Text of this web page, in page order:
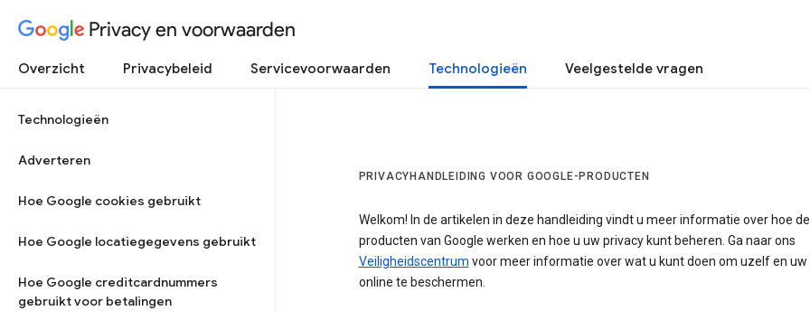
Privacy en voorwaarden
Overzicht Privacybeleid Servicevoorwaarden Technologieën Veelgestelde vragen
Technologieën
Adverteren
Hoe Google cookies gebruikt
Hoe Google locatiegegevens gebruikt
Hoe Google creditcardnummers
gebruikt voor betalingen
PRIVACYHANDLEIDING VOOR GOOGLE-PRODUCTEN
Welkom! In de artikelen in deze handleiding vindt u meer informatie over hoe de
producten van Google werken en hoe u uw privacy kunt beheren. Ga naar ons
Veiligheidscentrum voor meer informatie over wat u kunt doen om uzelf en
online te beschermen.